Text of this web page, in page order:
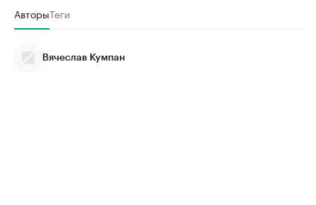
АвторыТеги
Вячеслав Кумпан